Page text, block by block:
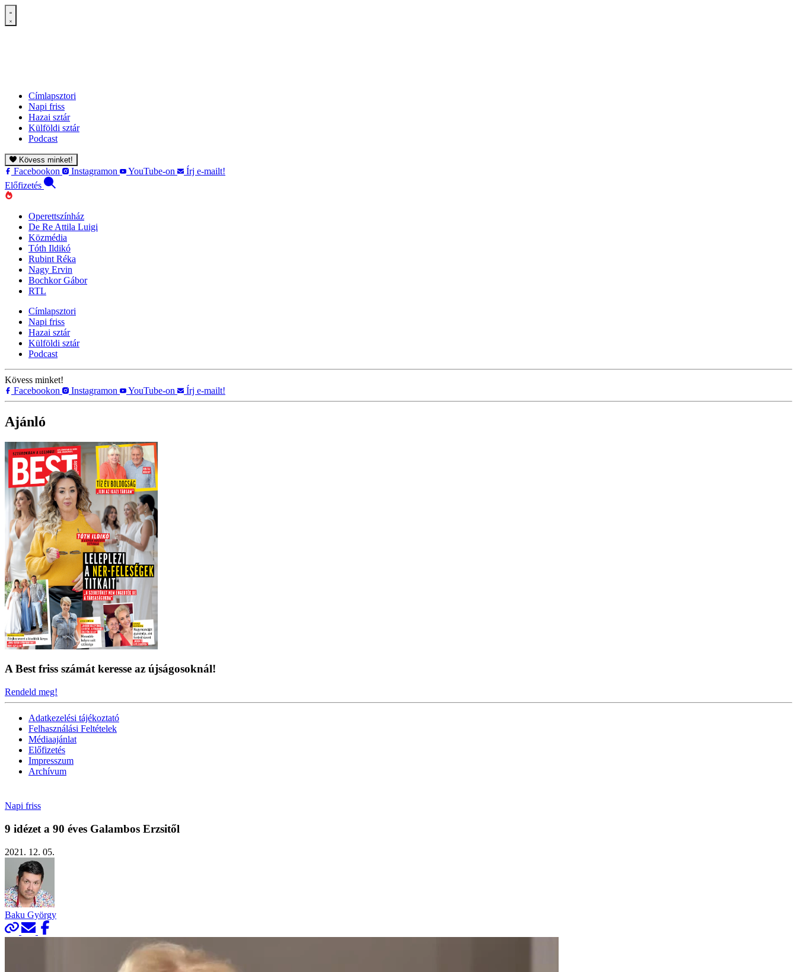
Címlapsztori
Napi friss
Hazai sztár
Külföldi sztár
Podcast
Kövess minket!
Facebookon Instagramon YouTube-on
Írj e-mailt!
Előfizetés
Operettszínház
De Re Attila Luigi
Közmédia
Tóth Ildikó
Rubint Réka
Nagy Ervin
Bochkor Gábor
RTL
Címlapsztori
Napi friss
Hazai sztár
Külföldi sztár
Podcast
Kövess minket!
Facebookon
Instagramon YouTube-on Írj e-mailt!
Ajánló
A Best friss számát keresse az újságosoknál!
Rendeld meg!
Adatkezelési tájékoztató
Felhasználási Feltételek
Médiaajánlat
Előfizetés
Impresszum
Archívum
Napi friss
9 idézet a 90 éves Galambos Erzsitől
2021. 12. 05.
Baku György